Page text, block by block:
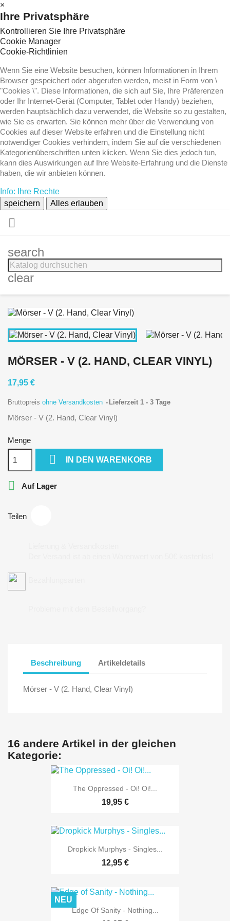
×
Ihre Privatsphäre
Kontrollieren Sie Ihre Privatsphäre
Cookie Manager
Cookie-Richtlinien
Wenn Sie eine Website besuchen, können Informationen in Ihrem
Browser gespeichert oder abgerufen werden, meist in Form von \
"Cookies \". Diese Informationen, die sich auf Sie, Ihre Präferenzen
oder Ihr Internet-Gerät (Computer, Tablet oder Handy) beziehen,
werden hauptsächlich dazu verwendet, die Website so zu gestalten,
wie Sie es erwarten. Sie können mehr über die Verwendung von
Cookies auf dieser Website erfahren und die Einstellung nicht
notwendiger Cookies verhindern, indem Sie auf die verschiedenen
Kategorienüberschriften unten klicken. Wenn Sie dies jedoch tun,
kann dies Auswirkungen auf Ihre Website-Erfahrung und die Dienste
haben, die wir anbieten können.
Info: Ihre Rechte
speichern
Alles erlauben

search
clear
MÖRSER - V (2. HAND, CLEAR VINYL)
17,95 €
Bruttopreis ohne Versandkosten Lieferzeit 1 - 3 Tage
Mörser - V (2. Hand, Clear Vinyl)
Menge
 IN DEN WARENKORB
 Auf Lager
Teilen
Beschreibung Artikeldetails
Mörser - V (2. Hand, Clear Vinyl)
16 andere Artikel in der gleichen
Kategorie:
The Oppressed - Oi! Oi!...
19,95 €
Dropkick Murphys - Singles...
12,95 €
Edge Of Sanity - Nothing...
NEU